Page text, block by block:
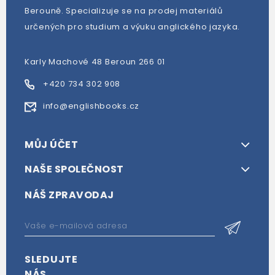
Berouně. Specializuje se na prodej materiálů
určených pro studium a výuku anglického jazyka.
Karly Machové 48 Beroun 266 01
+420 734 302 908
info@englishbooks.cz
MŮJ ÚČET
NAŠE SPOLEČNOST
NÁŠ ZPRAVODAJ
SLEDUJTE